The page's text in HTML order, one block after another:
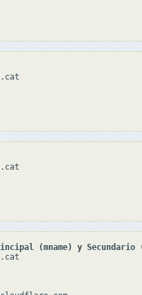
(mname) y Secundario